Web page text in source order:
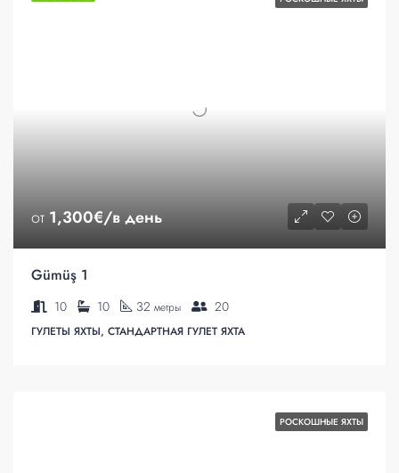
от 1,300€/в день
Gümüş 1
10 10 32 метры 20
ГУЛЕТЫ ЯХТЫ, СТАНДАРТНАЯ ГУЛЕТ ЯХТА
РОСКОШНЫЕ ЯХТЫ